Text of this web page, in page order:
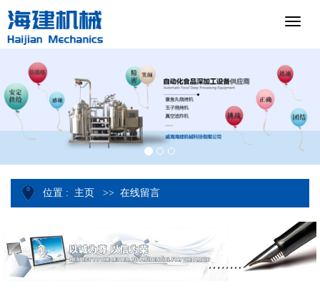
位置 : 主页 >> 在线留言